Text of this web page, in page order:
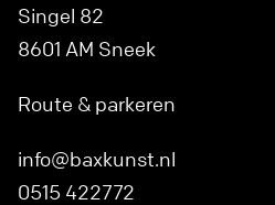
Singel 82
8601 AM Sneek
Route & parkeren
info@baxkunst.nl
0515 422772